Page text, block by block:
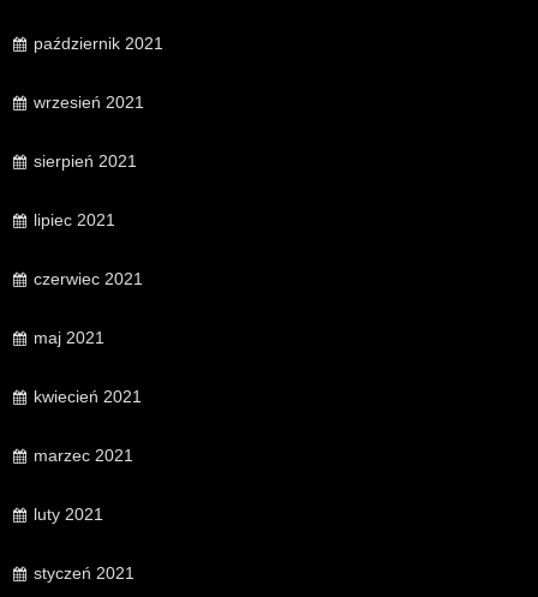
październik 2021
wrzesień 2021
sierpień 2021
lipiec 2021
czerwiec 2021
maj 2021
kwiecień 2021
marzec 2021
luty 2021
styczeń 2021